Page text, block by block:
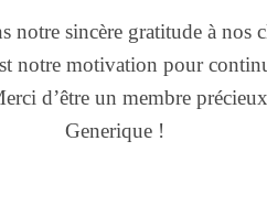
notre sincère gratitude à nos
notre motivation pour
d’être un membre
Generique !